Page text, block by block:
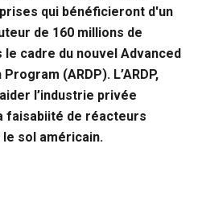
qui bénéficieront d'un
de 160 millions de
cadre du nouvel Advanced
(ARDP). L’ARDP,
l’industrie privée
faisabiité de réacteurs
sol américain.